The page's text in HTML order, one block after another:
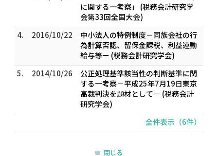
に関する一考察」 (税務会計研究学
会第33回全国大会)
4.
2016/10/22
中小法人の特例制度－同族会社の行
為計算否認、留保金課税、利益連動
給与等ー (税務会計研究学会)
5.
2014/10/26
公正処理基準該当性の判断基準に関
する一考察－平成25年7月19日東京
高裁判決を題材として－ (税務会計
研究学会)
全件表示（6件）
閉じる